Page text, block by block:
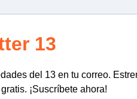
13
del 13 en tu correo.
¡Suscríbete ahora!